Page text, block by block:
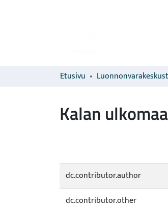
Etusivu
Kalan
dc.contributor.author
dc.contributor.other